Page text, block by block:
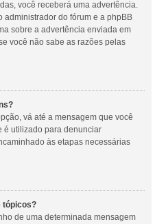
você receberá uma advertência.
administrador do fórum e a phpBB
sobre a advertência enviada em
você não sabe as razões pelas
vá até a mensagem que você
é utilizado para denunciar
às etapas necessárias
tópicos?
de uma determinada mensagem